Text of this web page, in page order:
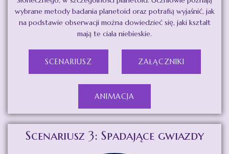
wybrane metody badania planetoid oraz potrafią wyjaśnić, jak
na podstawie obserwacji można dowiedzieć się, jaki kształt
mają te ciała niebieskie.
SCENARIUSZ ZAŁĄCZNIKI
ANIMACJA
Scenariusz 3: Spadające gwiazdy